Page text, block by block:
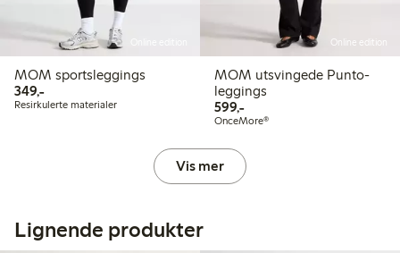
MOM sportsleggings
349,-349,00 kr
Resirkulerte materialer
Online edition
MOM utsvingede Punto-
leggings
599,-599,00 kr
OnceMore®
Vis mer
Lignende produkter